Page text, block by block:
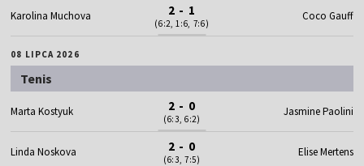
Karolina Muchova 2 - 1
(6:2, 1:6, 7:6)
Coco Gauff
08 LIPCA 2026
Tenis
Marta Kostyuk 2 - 0
(6:3, 6:2)
Jasmine Paolini
Linda Noskova 2 - 0
(6:3, 7:5)
Elise Mertens